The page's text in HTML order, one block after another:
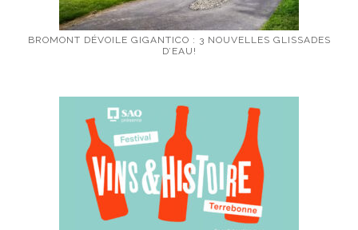
BROMONT DÉVOILE GIGANTICO : 3 NOUVELLES GLISSADES
D’EAU!